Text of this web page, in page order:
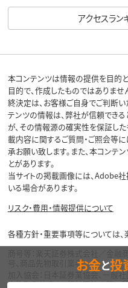
アクセスラン
本コンテンツは情報の提供を目的
目的で、作成したものではありま
終決定は、お客様ご自身でご判断い
テンツの情報は、弊社が信頼でき
が、その情報源の確実性を保証し
載内容に関するご質問・ご照会等
承お願い致します。また、本コンテ
とがあります。
当サイトの掲載画像には、Adobe
いる場合があります。
リスク・費用・情報提供について
各種方針・重要事項等については、
商号等：楽天証券株式会社／金融
号、商品先物取引業者
加入協会：日本証券業協会、一般
先物取引協会、一般社団法人第二
お金と投